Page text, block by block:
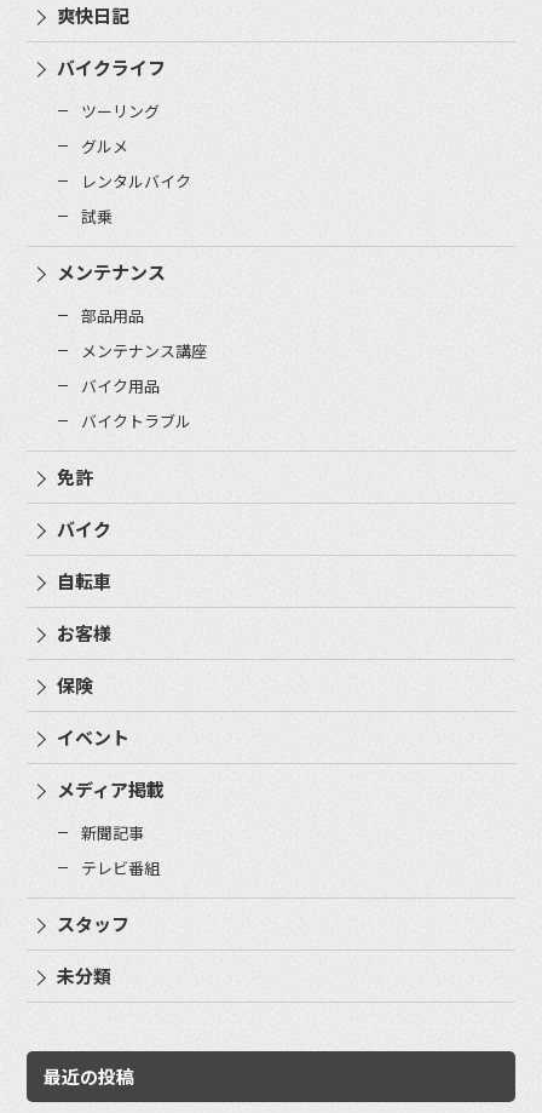
爽快日記
バイクライフ
ツーリング
グルメ
レンタルバイク
試乗
メンテナンス
部品用品
メンテナンス講座
バイク用品
バイクトラブル
免許
バイク
自転車
お客様
保険
イベント
メディア掲載
新聞記事
テレビ番組
スタッフ
未分類
最近の投稿